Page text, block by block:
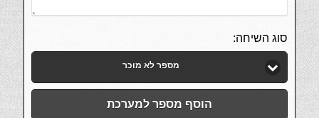
סוג השיחה:
מספר לא מוכר
הוסף מספר למערכת